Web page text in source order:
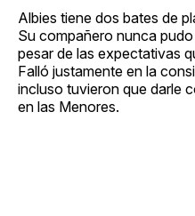
Albies tiene dos bates de
Su compañero nunca
pesar de las expectativas
Falló justamente en la
incluso tuvieron que darle
en las Menores.